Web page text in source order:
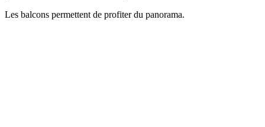
Les balcons permettent de profiter du panorama.